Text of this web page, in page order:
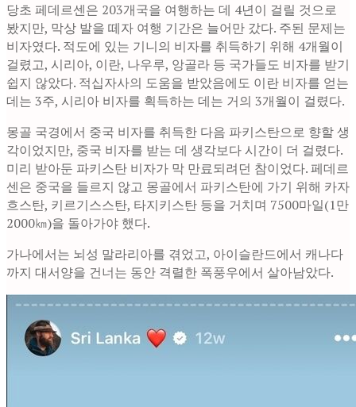
당초 페데르센은 203개국을 여행하는 데 4년이 걸릴 것으로
봤지만, 막상 발을 떼자 여행 기간은 늘어만 갔다. 주된 문제는
비자였다. 적도에 있는 기니의 비자를 취득하기 위해 4개월이
걸렸고, 시리아, 이란, 나우루, 앙골라 등 국가들도 비자를 받기
쉽지 않았다. 적십자사의 도움을 받았음에도 이란 비자를 얻는
데는 3주, 시리아 비자를 획득하는 데는 거의 3개월이 걸렸다.
몽골 국경에서 중국 비자를 취득한 다음 파키스탄으로 향할 생
각이었지만, 중국 비자를 받는 데 생각보다 시간이 더 걸렸다.
미리 받아둔 파키스탄 비자가 막 만료되려던 참이었다. 페데르
센은 중국을 들르지 않고 몽골에서 파키스탄에 가기 위해 카자
흐스탄, 키르기스스탄, 타지키스탄 등을 거치며 7500마일(1만
2000㎞)을 돌아가야 했다.
가나에서는 뇌성 말라리아를 겪었고, 아이슬란드에서 캐나다
까지 대서양을 건너는 동안 격렬한 폭풍우에서 살아남았다.